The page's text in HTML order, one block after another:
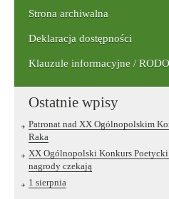
Strona archiwalna
Deklaracja dostępności
Klauzule informacyjne / RODO
Ostatnie wpisy
Patronat nad XX Ogólnopolskim
Raka
XX Ogólnopolski Konkurs Poetycki
nagrody czekają
1 sierpnia